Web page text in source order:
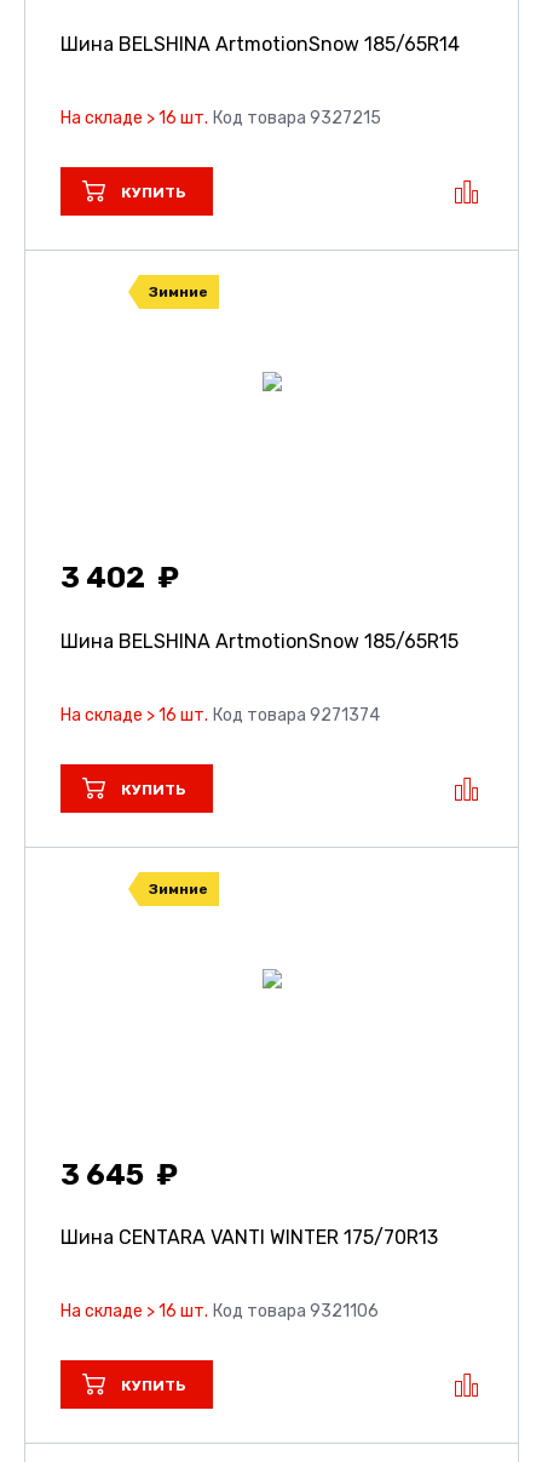
Шина BELSHINA ArtmotionSnow 185/65R14
На складе > 16 шт. Код товара 9327215
КУПИТЬ
Зимние
3 402
Шина BELSHINA ArtmotionSnow 185/65R15
На складе > 16 шт. Код товара 9271374
КУПИТЬ
Зимние
3 645
Шина CENTARA VANTI WINTER 175/70R13
На складе > 16 шт. Код товара 9321106
КУПИТЬ